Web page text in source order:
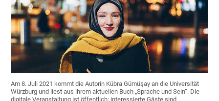
Am 8. Juli 2021 kommt die Autorin Kübra Gümüşay an die Universität
Würzburg und liest aus ihrem aktuellen Buch „Sprache und Sein“. Die
digitale Veranstaltung ist öffentlich; interessierte Gäste sind